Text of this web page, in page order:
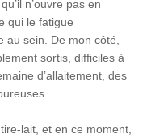
n’ouvre pas en
qui le fatigue
au sein. De mon côté,
sortis, difficiles à
d’allaitement, des
lait, et en ce moment,